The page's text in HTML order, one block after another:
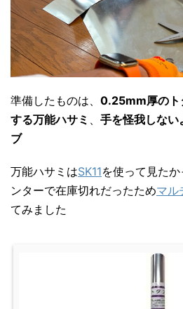
準備したものは、 0.25mm厚のト
する万能ハサミ
手を怪我しない
ブ
万能ハサミはSK11を使って見た
ンターで在庫切れだったためマル
てみました